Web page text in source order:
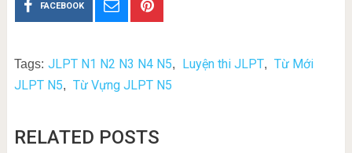
FACEBOOK
Tags: JLPT N1 N2 N3 N4 N5, Luyện thi JLPT, Từ Mới
JLPT N5, Từ Vựng JLPT N5
RELATED POSTS